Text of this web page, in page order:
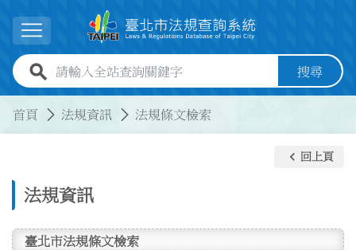
展開選單
全站查詢關鍵字欄位 搜尋
首頁 法規資訊 法規條文檢索
法規資訊
keyboard_arrow_left 回上頁
臺北市法規條文檢索